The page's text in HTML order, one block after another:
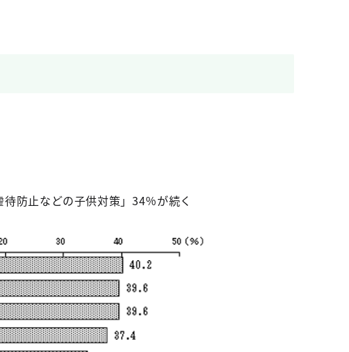
防止などの子供対策」34％が続く